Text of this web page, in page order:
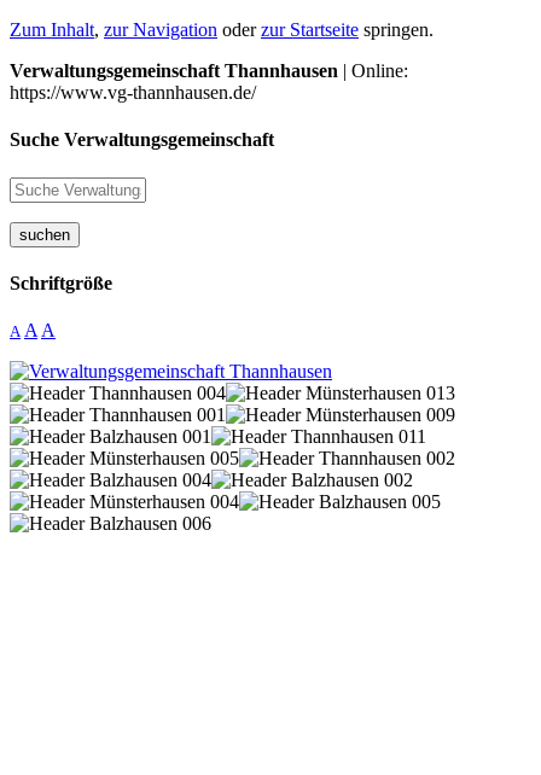
Zum Inhalt, zur Navigation oderzur Startseite springen.
Verwaltungsgemeinschaft Thannhausen | Online:
https://www.vg-thannhausen.de/
Suche Verwaltungsgemeinschaft
suchen
Schriftgröße
A A A